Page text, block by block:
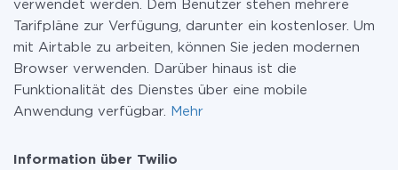
verwendet werden. Dem Benutzer stehen mehrere
Tarifpläne zur Verfügung, darunter ein kostenloser. Um
mit Airtable zu arbeiten, können Sie jeden modernen
Browser verwenden. Darüber hinaus ist die
Funktionalität des Dienstes über eine mobile
Anwendung verfügbar.
Mehr
Information über Twilio